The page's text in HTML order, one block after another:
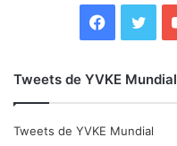
e
t
Tweets de YVKE Mundial
Tweets de YVKE Mundial